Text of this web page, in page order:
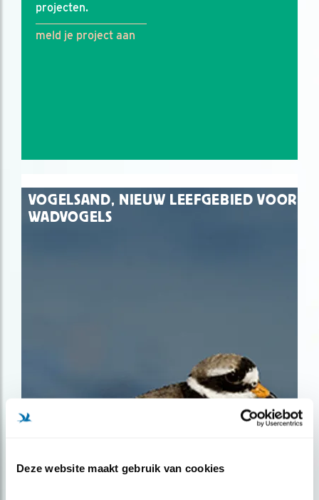
Deze website maakt gebruik van cookies
projecten.
meld je project aan
VOGELSAND, NIEUW LEEFGEBIED VOOR
WADVOGELS